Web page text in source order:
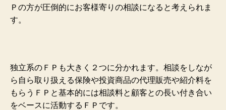
Ｐの方が圧倒的にお客様寄りの相談になると考えられま
す。
独立系のＦＰも大きく２つに分かれます。相談をしなが
ら自ら取り扱える保険や投資商品の代理販売や紹介料を
もらうＦＰと基本的には相談料と顧客との長い付き合い
をベースに活動するＦＰです。